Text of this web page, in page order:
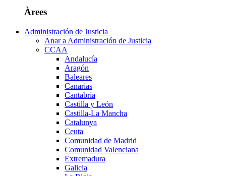
Àrees
Administración de Justicia
Anar a Administración de Justicia
CCAA
Andalucía
Aragón
Baleares
Canarias
Cantabria
Castilla y León
Castilla-La Mancha
Catalunya
Ceuta
Comunidad de Madrid
Comunidad Valenciana
Extremadura
Galicia